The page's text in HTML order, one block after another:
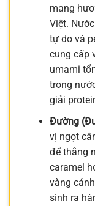
mang
Việt.
tự do và
cung cấp
umami
trong
giải
Đường
vị ngọt
để thắng
caramel
vàng
sinh ra